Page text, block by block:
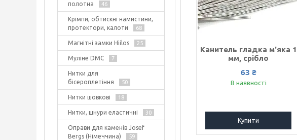
Канитель гладка м'яка 1
мм, срібло
63 ₴
В наявності
Купити
полотна
46
Крімпи, обтискні намистини,
протектори, калоти
68
Магнітні замки Hiilos 25
Муліне DMC 7
Нитки для
бісероплетіння
50
Нитки шовкові 18
Нитки, шнури еластичні 30
Оправи для каменів Josef
Bergs (Німеччина)
59